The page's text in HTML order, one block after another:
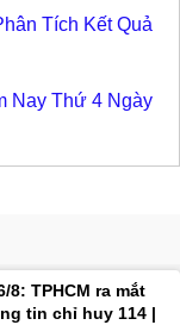
Tích Kết Quả
Nay Thứ 4 Ngày